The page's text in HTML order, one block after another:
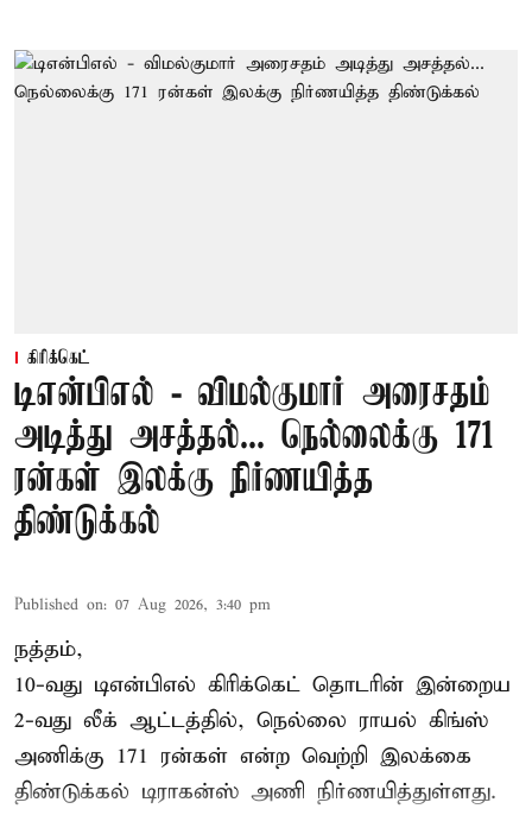
கிரிக்கெட்
டிஎன்பிஎல் - விமல்குமார் அரைசதம்
அடித்து அசத்தல்... நெல்லைக்கு 171
ரன்கள் இலக்கு நிர்ணயித்த
திண்டுக்கல்
Published on: 07 Aug 2026, 3:40 pm
நத்தம்,
10-வது டிஎன்பிஎல் கிரிக்கெட் தொடரின் இன்றைய
2-வது லீக் ஆட்டத்தில், நெல்லை ராயல் கிங்ஸ்
அணிக்கு 171 ரன்கள் என்ற வெற்றி இலக்கை
திண்டுக்கல் டிராகன்ஸ் அணி நிர்ணயித்துள்ளது.